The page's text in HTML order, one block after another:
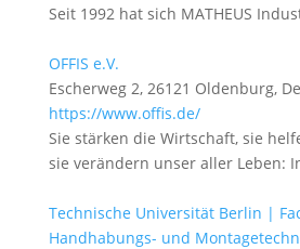
Seit 1992 hat sich MATHEUS
OFFIS e.V.
Escherweg 2, 26121 Oldenburg,
https://www.offis.de/
Sie stärken die Wirtschaft, sie
sie verändern unser aller Leben:
Technische Universität Berlin |
Handhabungs- und